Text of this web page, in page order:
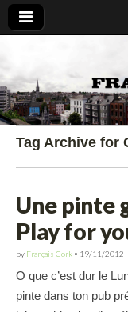
Francais Cork
Tag Archive for
Une pinte
Play for
by Français Cork • 19/11/2012
O que c’est dur le
pinte dans ton pub